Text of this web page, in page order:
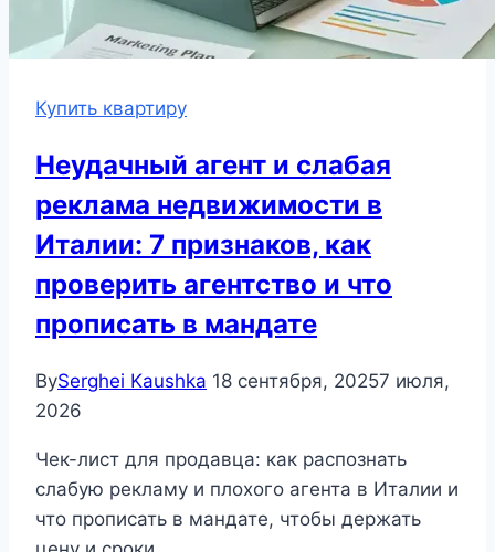
Купить квартиру
Неудачный агент и слабая
реклама недвижимости в
Италии: 7 признаков, как
проверить агентство и что
прописать в мандате
BySerghei Kaushka 18 сентября, 20257 июля,
2026
Чек-лист для продавца: как распознать
слабую рекламу и плохого агента в Италии и
что прописать в мандате, чтобы держать